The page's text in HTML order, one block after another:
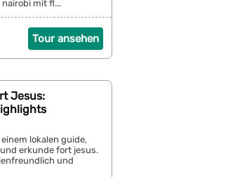
nairobi mit fl...
Tour ansehen
Jesus:
lokalen guide,
erkunde fort jesus.
und